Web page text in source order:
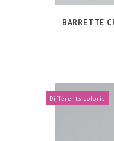
BARRETTE
Différents coloris